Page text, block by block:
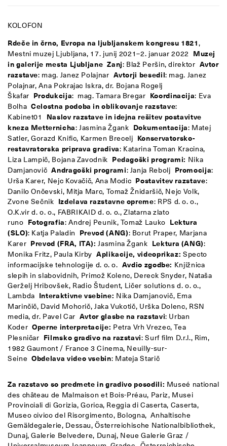
KOLOFON
Rdeče in črno, Evropa na ljubljanskem kongresu 1821,
Mestni muzej Ljubljana, 17. junij 2021–2. januar 2022 Muzej
in galerije mesta Ljubljane Zanj: Blaž Peršin, direktor Avtor
razstave: mag. Janez Polajnar Avtorji besedil: mag. Janez
Polajnar, Ana Pokrajac Iskra, dr. Bojana Rogelj
Škafar Produkcija: mag. Tamara Bregar Koordinacija: Eva
Bolha Celostna podoba in oblikovanje razstave:
Kabinet01
Naslov razstave in idejna rešitev postavitve
kneza Metternicha: Jasmina Žgank Dokumentacija: Matej
Satler, Gorazd Knific, Karmen Brecelj Konservatorsko-
restavratorska priprava gradiva: Katarina Toman Kracina,
Liza Lampič, Bojana Zavodnik Pedagoški programi: Nika
Damjanovič Andragoški programi: Janja Rebolj Promocija:
Urša Karer, Nejc Kovačič, Ana Modic Postavitev razstave:
Danilo Ončevski, Mitja Marc, Tomaž Žnidaršič, Nejc Volk,
Zvone Sečnik Izdelava razstavne opreme: RPS d. o. o.,
O.K.vir d. o. o., FABRIKAID d. o. o., Zlatarna zlato
runo Fotografia: Andrej Peunik, Tomaž Lauko Lektura
(SLO): Katja Paladin Prevod (ANG): Borut Praper, Marjana
Karer Prevod (FRA, ITA): Jasmina Žgank Lektura (ANG):
Monika Fritz, Paula Kirby Aplikacije, videoprikaz: Specto
informacijske tehnologije d. o. o. Avdio zgodbe: Knjižnica
slepih in slabovidnih, Primož Kolenc, Dereck Snyder, Nataša
Gerželj Hribovšek, Radio Študent, Ličer solutions d. o. o.,
Lambda Interaktivne vsebine: Nika Damjanovič, Ema
Marinčič, David Mohorič, Jaka Vukotič, Urška Dolenc, RSN
media, dr. Pavel Car Avtor glasbe na razstavi: Urban
Koder Operne interpretacije: Petra Vrh Vrezec, Tea
Plesničar Filmsko gradivo na razstavi: Surf film D.r.l., Rim,
1982 Gaumont / France 3 Cinema, Neuilly-sur-
Seine Obdelava video vsebin: Mateja Starič
Za razstavo so predmete in gradivo posodili: Museé national
des château de Malmaison et Bois-Préau, Pariz, Musei
Provinciali di Gorizia, Gorica, Reggia di Caserta, Caserta,
Museo civico del Risorgimento, Bologna, Anhaltische
Gemäldegalerie, Dessau, Österreichische Nationalbibliothek,
Dunaj, Galerie Belvedere, Dunaj, Neue Galerie Graz /